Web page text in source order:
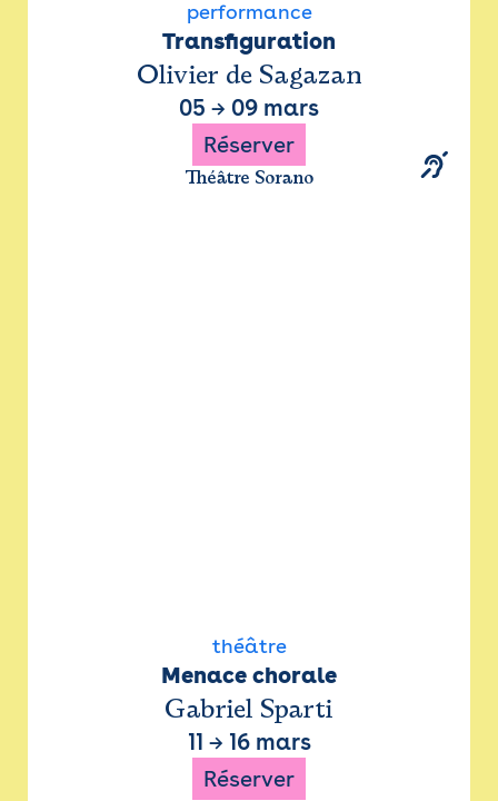
performance
Transfiguration
Olivier de Sagazan
05 → 09 mars
Réserver
Théâtre Sorano
théâtre
Menace chorale
Gabriel Sparti
11 → 16 mars
Réserver